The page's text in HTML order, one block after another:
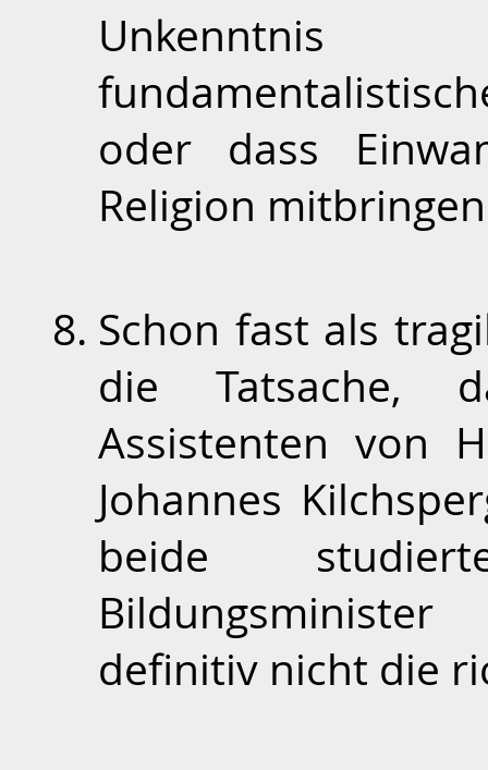
oder dass
Religion
Schon fast als
die Tatsache,
Assistenten von
Johannes
beide
definitiv nicht die